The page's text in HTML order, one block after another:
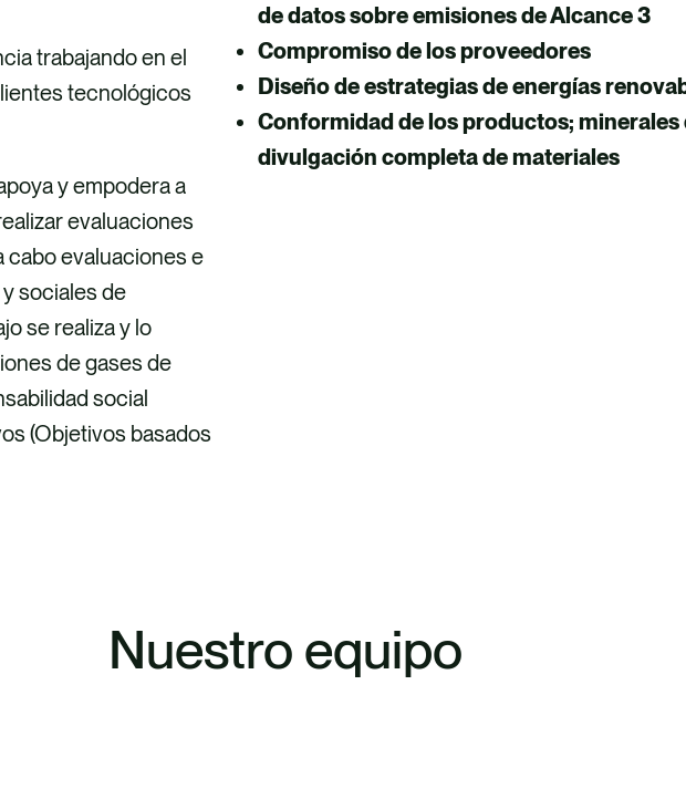
trabajando en el
tecnológicos
y empodera a
evaluaciones
cabo evaluaciones e
sociales de
se realiza y lo
de gases de
social
(Objetivos basados
de datos sobre emisiones de Alcance 3
Compromiso de los proveedores
Diseño de estrategias de energías
Conformidad de los productos;
divulgación completa de materiales
Nuestro equipo